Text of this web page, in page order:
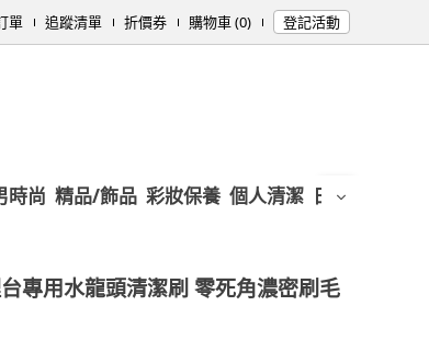
單 追蹤清單 折價券 購物車 (0) 登記活動
時尚 精品/飾品 彩妝保養 個人清潔 日用/紙品
專用水龍頭清潔刷 零死角濃密刷毛